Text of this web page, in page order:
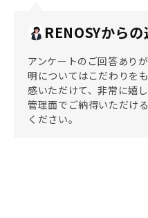
RENOSYから
アンケートのご回答あり
明についてはこだわりを
感いただけて、非常に嬉
管理面でご納得いただけ
ください。